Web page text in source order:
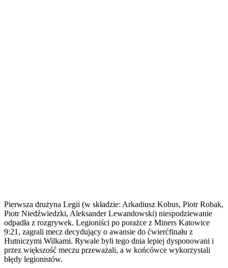
Pierwsza drużyna Legii (w składzie: Arkadiusz Kobus, Piotr Robak,
Piotr Niedźwiedzki, Aleksander Lewandowski) niespodziewanie
odpadła z rozgrywek. Legioniści po porażce z Miners Katowice
9:21, zagrali mecz decydujący o awansie do ćwierćfinału z
Hutniczymi Wilkami. Rywale byli tego dnia lepiej dysponowani i
przez większość meczu przeważali, a w końcówce wykorzystali
błędy legionistów.